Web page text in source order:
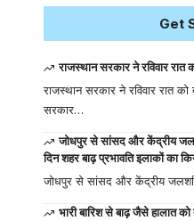
Get
राजस्थान सरकार ने रविवार
राजस्थान सरकार ने रविवार रात
सरकार…
जोधपुर से सांसद और केंद्रीय
दिन शहर बाढ़ प्रभावति इलाकों का
जोधपुर से सांसद और केंद्रीय
भारी बारिश से बाढ़ जैसे हालात